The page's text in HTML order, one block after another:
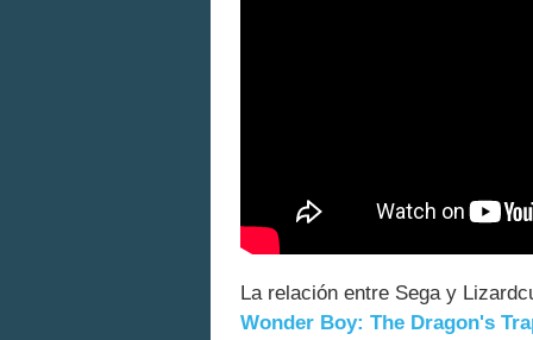
La relación entre Sega y
Wonder Boy: The Dragon's